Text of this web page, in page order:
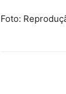
Foto: